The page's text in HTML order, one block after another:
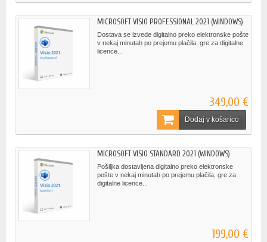
MICROSOFT VISIO PROFESSIONAL 2021 (WINDOWS)
Dostava se izvede digitalno preko elektronske pošte
v nekaj minutah po prejemu plačila, gre za digitalne
licence...
349,00 €
Dodaj v košarico
MICROSOFT VISIO STANDARD 2021 (WINDOWS)
Pošiljka dostavljena digitalno preko elektronske
pošte v nekaj minutah po prejemu plačila, gre za
digitalne licence...
199,00 €